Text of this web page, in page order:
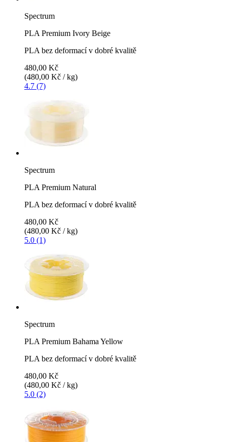
Spectrum
PLA Premium Ivory Beige
PLA bez deformací v dobré kvalitě
480,00 Kč
(480,00 Kč / kg)
4.7 (7)
Spectrum
PLA Premium Natural
PLA bez deformací v dobré kvalitě
480,00 Kč
(480,00 Kč / kg)
5.0 (1)
Spectrum
PLA Premium Bahama Yellow
PLA bez deformací v dobré kvalitě
480,00 Kč
(480,00 Kč / kg)
5.0 (2)